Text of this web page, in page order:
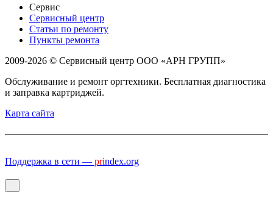
Сервис
Сервисный центр
Статьи по ремонту
Пункты ремонта
2009-2026 © Сервисный центр ООО «АРН ГРУПП»
Обслуживание и ремонт оргтехники. Бесплатная диагностика
и заправка картриджей.
Карта сайта
Поддержка в сети — prindex.org